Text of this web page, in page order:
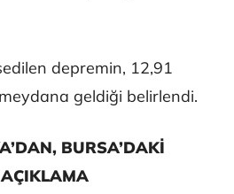
depremin, 12,91
geldiği belirlendi.
BURSA’DAKİ